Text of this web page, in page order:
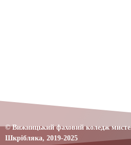
© Вижницький фаховий коледж
Шкрібляка, 2019-2025